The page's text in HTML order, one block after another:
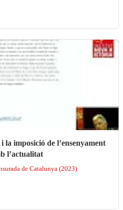
imposició de l’ensenyament
l’actualitat
de Catalunya (2023)